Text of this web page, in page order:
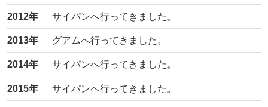
2012年 サイパンへ行ってきました。
2013年 グアムへ行ってきました。
2014年 サイパンへ行ってきました。
2015年 サイパンへ行ってきました。